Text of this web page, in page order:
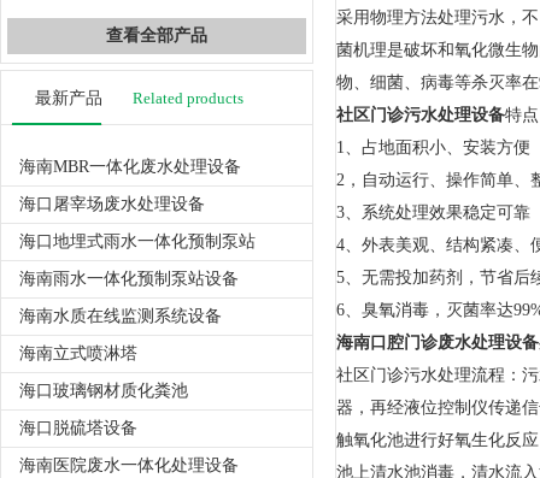
查看全部产品
最新产品 Related products
海南MBR一体化废水处理设备
海口屠宰场废水处理设备
海口地埋式雨水一体化预制泵站
海南雨水一体化预制泵站设备
海南水质在线监测系统设备
海南立式喷淋塔
海口玻璃钢材质化粪池
海口脱硫塔设备
海南医院废水一体化处理设备
采用物理方法处理污水，
菌机理是破坏和氧化微生
物、细菌、病毒等杀灭率
社区门诊污水处理设备特
1、占地面积小、安装方便
2，自动运行、操作简单、
3、系统处理效果稳定可靠
4、外表美观、结构紧凑、
5、无需投加药剂，节省后
6、臭氧消毒，灭菌率达
海南口腔门诊废水处理设备
社区门诊污水处理流程：
器，再经液位控制仪传递
触氧化池进行好氧生化反
池上清水池消毒，清水流